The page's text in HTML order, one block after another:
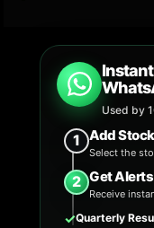
Used by
1 Add
Select the
2 Get
Receive
✓Quarterly